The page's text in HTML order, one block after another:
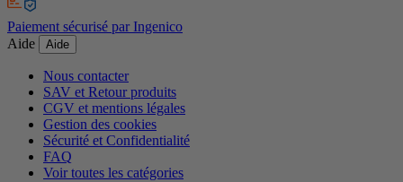
Paiement sécurisé par Ingenico
Aide
Aide
Nous contacter
SAV et Retour produits
CGV et mentions légales
Gestion des cookies
Sécurité et Confidentialité
FAQ
Voir toutes les catégories